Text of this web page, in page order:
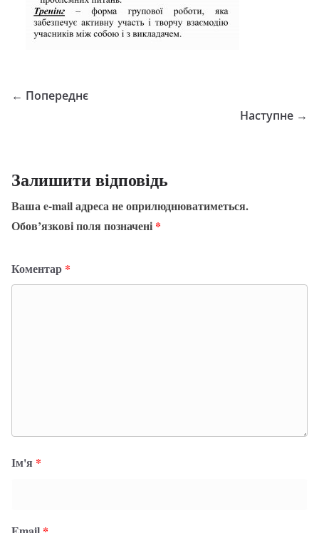
← Попереднє
Наступне →
Залишити відповідь
Ваша e-mail адреса не оприлюднюватиметься.
Обов’язкові поля позначені *
Коментар *
Ім'я *